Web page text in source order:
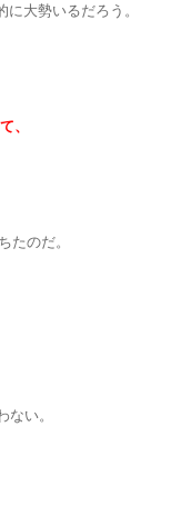
大勢いるだろう。
、
たのだ。
ない。